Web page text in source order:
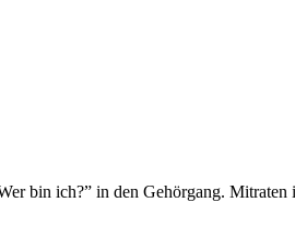
bin ich?” in den Gehörgang. Mitraten